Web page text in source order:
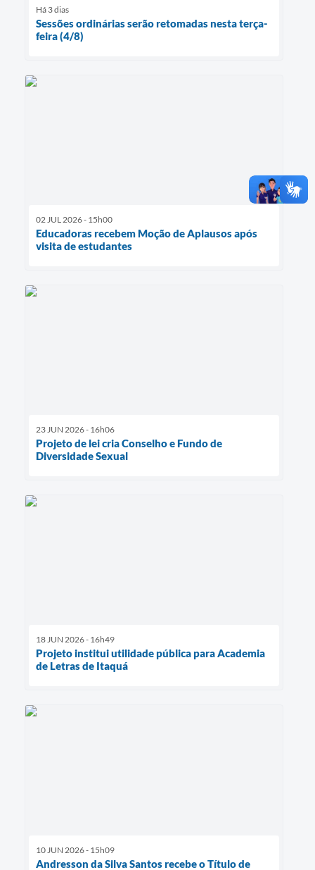
Há 3 dias
Sessões ordinárias serão retomadas nesta terça-
feira (4/8)
02 JUL 2026 - 15h00
Educadoras recebem Moção de Aplausos após
visita de estudantes
23 JUN 2026 - 16h06
Projeto de lei cria Conselho e Fundo de
Diversidade Sexual
18 JUN 2026 - 16h49
Projeto institui utilidade pública para Academia
de Letras de Itaquá
10 JUN 2026 - 15h09
Andresson da Silva Santos recebe o Título de